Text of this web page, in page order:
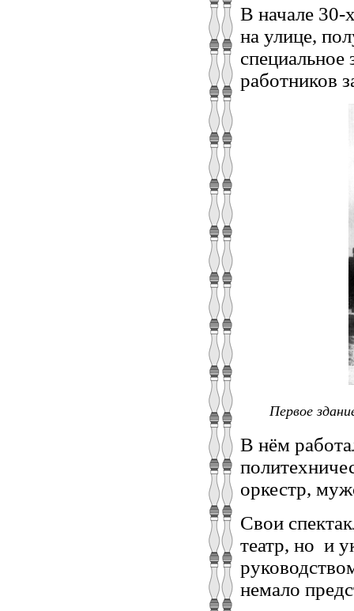
В начале 30-
на улице,
специальное
работников
Первое
В нём
оркестр,
Свои
театр, но и
немало